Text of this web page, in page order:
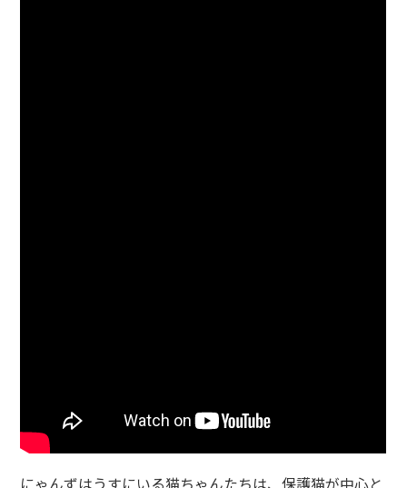
にゃんずはうすにいる猫ちゃんたちは、保護猫が中心と